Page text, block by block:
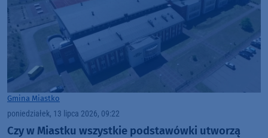
Gmina Miastko
poniedziałek, 13 lipca 2026, 09:22
Czy w Miastku wszystkie podstawówki utworzą